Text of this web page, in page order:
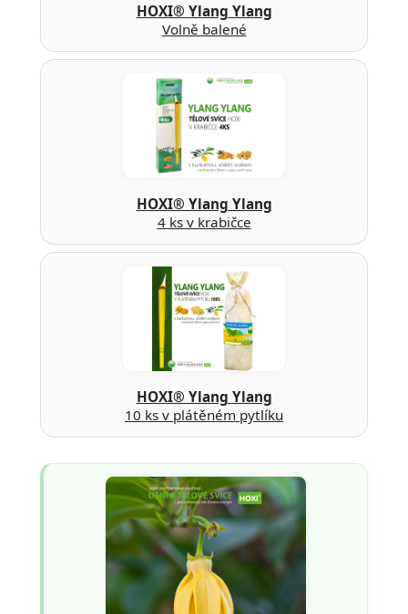
HOXI® Ylang Ylang
Volně balené
HOXI® Ylang Ylang
4 ks v krabičce
HOXI® Ylang Ylang
10 ks v plátěném pytlíku